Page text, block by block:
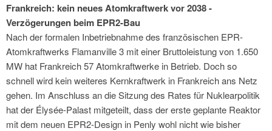
Frankreich: kein neues Atomkraftwerk vor 2038 -
Verzögerungen beim EPR2-Bau
Nach der formalen Inbetriebnahme des französischen EPR-
Atomkraftwerks Flamanville 3 mit einer Bruttoleistung von 1.650
MW hat Frankreich 57 Atomkraftwerke in Betrieb. Doch so
schnell wird kein weiteres Kernkraftwerk in Frankreich ans Netz
gehen. Im Anschluss an die Sitzung des Rates für Nuklearpolitik
hat der Élysée-Palast mitgeteilt, dass der erste geplante Reaktor
mit dem neuen EPR2-Design in Penly wohl nicht wie bisher